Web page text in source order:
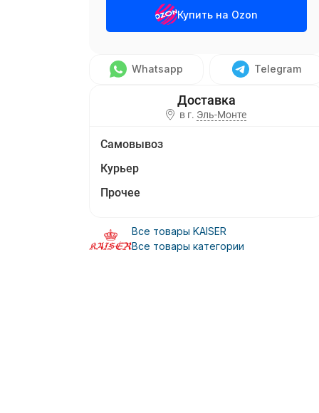
Купить на Ozon
Whatsapp Telegram
в г. Эль-Монте
Самовывоз
Курьер
Прочее
Все товары KAISER
Все товары категории